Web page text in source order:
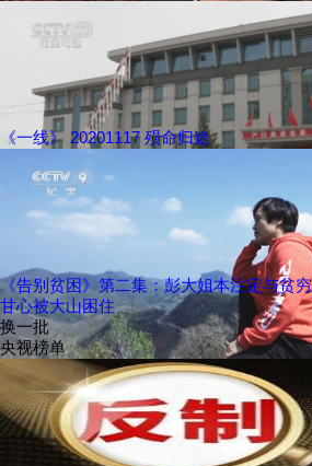
《一线》 20201117 殒命归途
《告别贫困》第二集：彭大姐本注定与贫
甘心被大山困住
换一批
央视榜单